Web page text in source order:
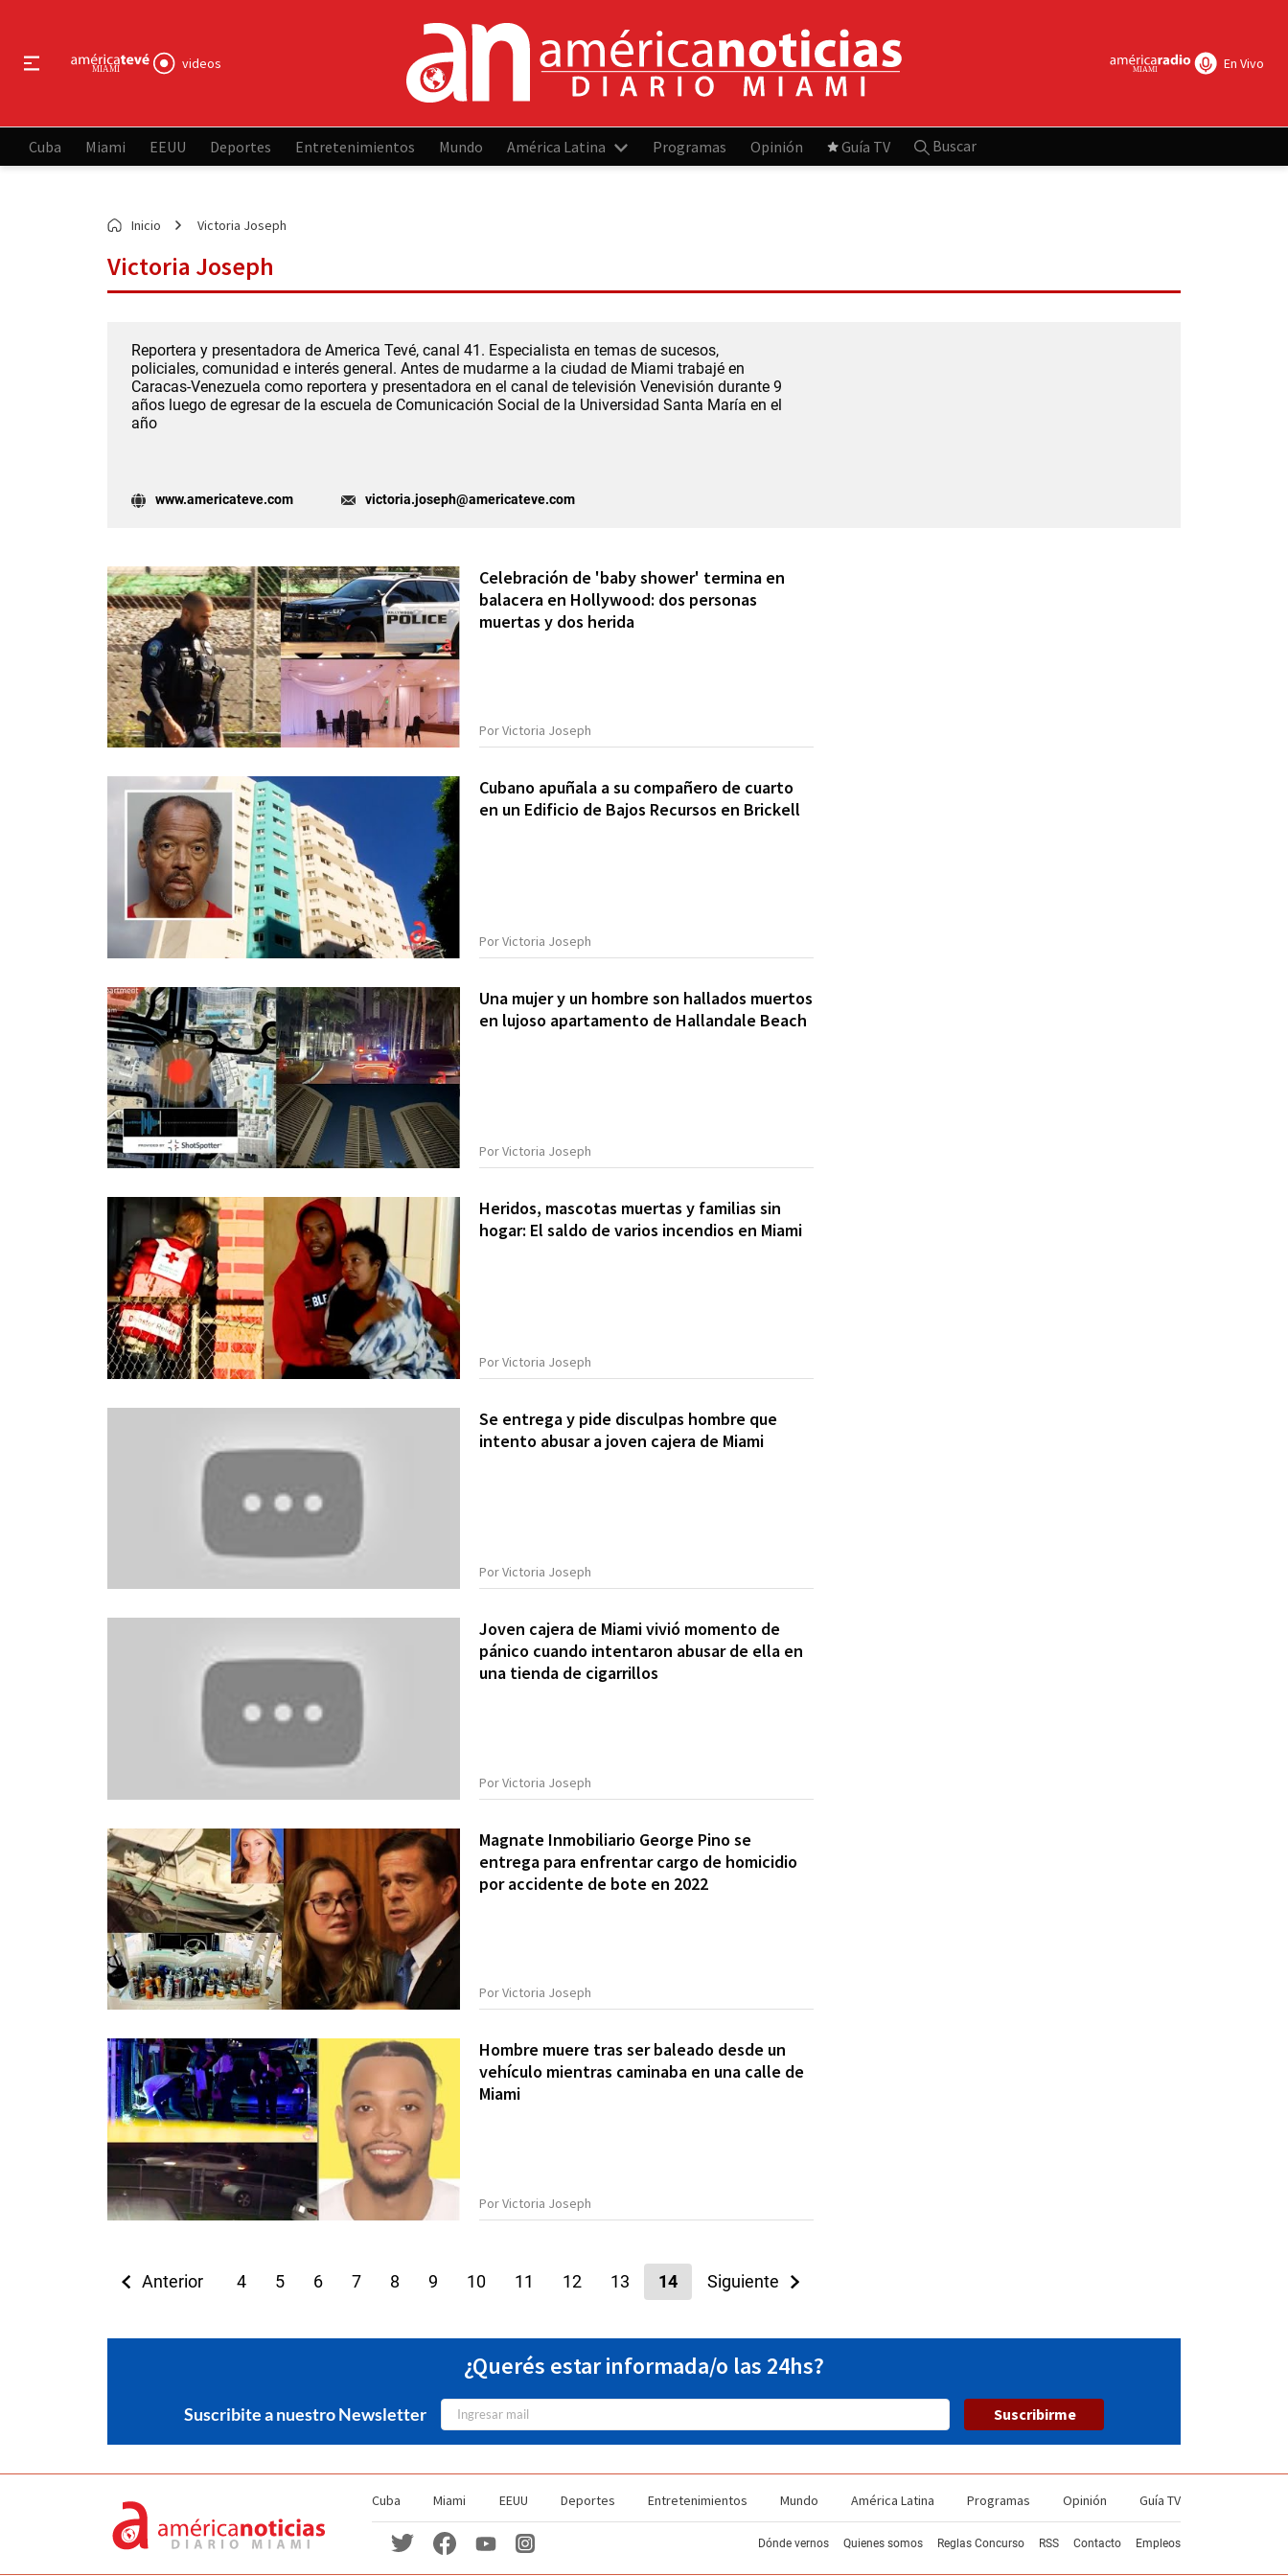
videos En Vivo
Cuba Miami EEUU Deportes Entretenimientos Mundo América Latina Programas Opinión Guía TV Buscar
Inicio Victoria Joseph
Victoria Joseph
Reportera y presentadora de America Tevé, canal 41. Especialista en temas de sucesos,
policiales, comunidad e interés general. Antes de mudarme a la ciudad de Miami trabajé en
Caracas-Venezuela como reportera y presentadora en el canal de televisión Venevisión durante 9
años luego de egresar de la escuela de Comunicación Social de la Universidad Santa María en el
año
www.americateve.com victoria.joseph@americateve.com
Celebración de 'baby shower' termina en
balacera en Hollywood: dos personas
muertas y dos herida
Por Victoria Joseph
Cubano apuñala a su compañero de cuarto
en un Edificio de Bajos Recursos en Brickell
Por Victoria Joseph
Una mujer y un hombre son hallados muertos
en lujoso apartamento de Hallandale Beach
Por Victoria Joseph
Heridos, mascotas muertas y familias sin
hogar: El saldo de varios incendios en Miami
Por Victoria Joseph
Se entrega y pide disculpas hombre que
intento abusar a joven cajera de Miami
Por Victoria Joseph
Joven cajera de Miami vivió momento de
pánico cuando intentaron abusar de ella en
una tienda de cigarrillos
Por Victoria Joseph
Magnate Inmobiliario George Pino se
entrega para enfrentar cargo de homicidio
por accidente de bote en 2022
Por Victoria Joseph
Hombre muere tras ser baleado desde un
vehículo mientras caminaba en una calle de
Miami
Por Victoria Joseph
Anterior 4 5 6 7 8 9 10 11 12 13 14 15 16
Siguiente
¿Querés estar informada/o las 24hs?
Suscribite a nuestro Newsletter Suscribirme
Cuba Miami EEUU Deportes Entretenimientos Mundo América Latina Programas Opinión Guía TV
Dónde vernos Quienes somos Reglas Concurso RSS Contacto Empleos